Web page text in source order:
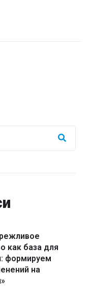
как база для
формируем
на